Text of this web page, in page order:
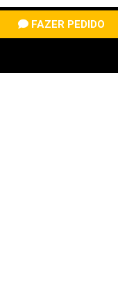
FAZER PEDIDO